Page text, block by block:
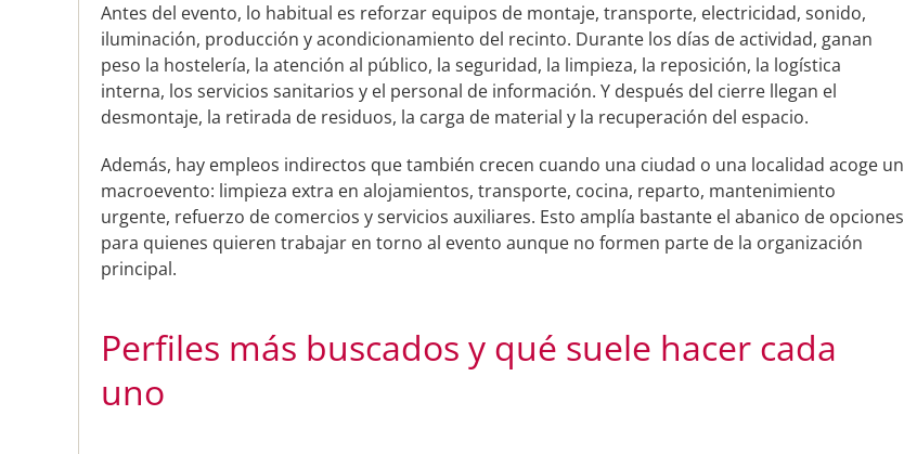
Antes del evento, lo habitual es reforzar equipos de montaje, transporte, electricidad, sonido,
iluminación, producción y acondicionamiento del recinto. Durante los días de actividad, ganan
peso la hostelería, la atención al público, la seguridad, la limpieza, la reposición, la logística
interna, los servicios sanitarios y el personal de información. Y después del cierre llegan el
desmontaje, la retirada de residuos, la carga de material y la recuperación del espacio.
Además, hay empleos indirectos que también crecen cuando una ciudad o una localidad acoge un
macroevento: limpieza extra en alojamientos, transporte, cocina, reparto, mantenimiento
urgente, refuerzo de comercios y servicios auxiliares. Esto amplía bastante el abanico de opciones
para quienes quieren trabajar en torno al evento aunque no formen parte de la organización
principal.
Perfiles más buscados y qué suele hacer cada
uno